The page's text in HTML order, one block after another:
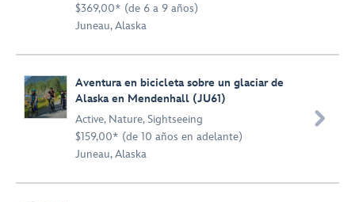
$369,00* (de 6 a 9 años)
Juneau, Alaska
Aventura en bicicleta sobre un glaciar de
Alaska en Mendenhall (JU61)
Active, Nature,Sightseeing
$159,00* (de 10 años en adelante)
Juneau, Alaska
